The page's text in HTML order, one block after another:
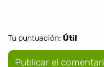
Tu puntuación: Útil